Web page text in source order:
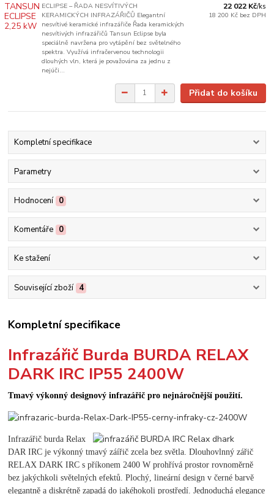
ECLIPSE – ŘADA NESVÍTIVÝCH
KERAMICKÝCH INFRAZÁŘIČŮ Elegantní
nesvítivé keramické infrazářiče Řada keramických
nesvítivých infrazářičů Tansun Eclipse byla
speciálně navržena pro vytápění bez světelného
spektra. Využívá infračervenou technologii
dlouhých vln, která je považována za jednu z
nejúči...
22 022 Kč/ks
18 200 Kč bez DPH
Přidat do košíku
Kompletní specifikace
Parametry
Hodnocení 0
Komentáře 0
Ke stažení
Související zboží 4
Kompletní specifikace
Infrazářič Burda BURDA RELAX
DARK IRC IP55 2400W
Tmavý výkonný designový infrazářič pro nejnáročnější použití.
Infrazářič burda Relax
DAR IRC je výkonný tmavý záířič zcela bez světla. Dlouhovlnný zářič
RELAX DARK IRC s příkonem 2400 W prohřívá prostor rovnoměrně
bez jakýchkoli světelných efektů. Plochý, lineární design v černé barvě
elegantně a diskrétně zapadá do jakéhokoli prostředí. Jednoduchá elegance